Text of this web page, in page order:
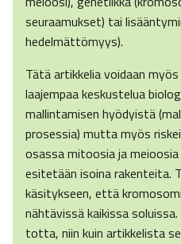
seuraamukset) tai
hedelmättömyys).
Tätä artikkelia voidaan
laajempaa keskustelua
mallintamisen hyödyistä
prosessia) mutta myös
osassa mitoosia ja
esitetään isoina rakenteita.
käsitykseen, että
nähtävissä kaikissa
totta, niin kuin artikkelista